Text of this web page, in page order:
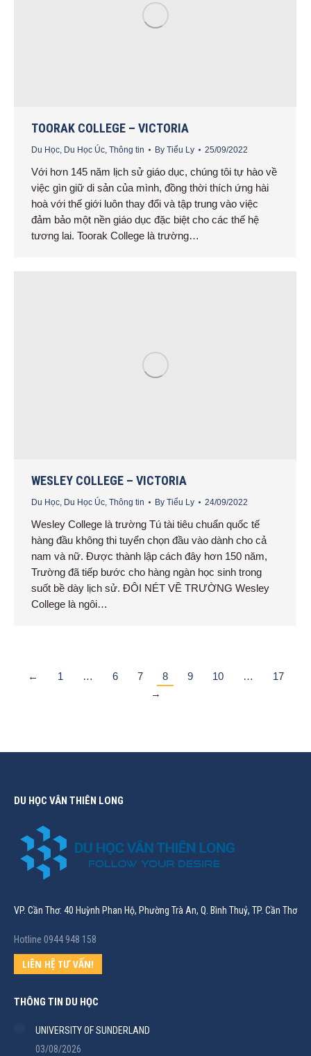
TOORAK COLLEGE – VICTORIA
Du Học, Du Học Úc, Thông tin By Tiểu Ly 25/09/2022
Với hơn 145 năm lịch sử giáo dục, chúng tôi tự hào về
việc gìn giữ di sản của mình, đồng thời thích ứng hài
hoà với thế giới luôn thay đổi và tập trung vào việc
đảm bảo một nền giáo dục đặc biệt cho các thế hệ
tương lai. Toorak College là trường…
WESLEY COLLEGE – VICTORIA
Du Học, Du Học Úc, Thông tin By Tiểu Ly 24/09/2022
Wesley College là trường Tú tài tiêu chuẩn quốc tế
hàng đầu không thi tuyển chọn đầu vào dành cho cả
nam và nữ. Được thành lập cách đây hơn 150 năm,
Trường đã tiếp bước cho hàng ngàn học sinh trong
suốt bề dày lịch sử. ĐÔI NÉT VỀ TRƯỜNG Wesley
College là ngôi…
← 1 … 6 7 8 9 10 …
17
→
DU HỌC VÂN THIÊN LONG
VP. Cần Thơ: 40 Huỳnh Phan Hộ, Phường Trà An, Q. Bình Thuỷ, TP. Cần Thơ
Hotline 0944 948 158
LIÊN HỆ TƯ VẤN!
THÔNG TIN DU HỌC
UNIVERSITY OF SUNDERLAND
03/08/2026